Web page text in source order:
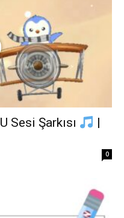
Sesi Şarkısı
0